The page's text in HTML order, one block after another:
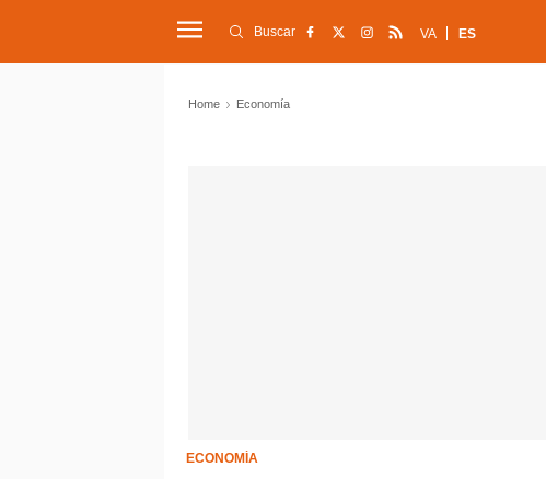
Buscar VA ES
Home Economía
ECONOMÍA